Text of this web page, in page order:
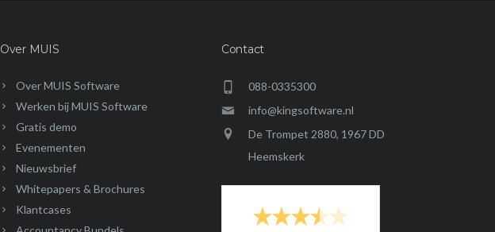
Over MUIS
Over MUIS Software
Werken bij MUIS Software
Gratis demo
Evenementen
Nieuwsbrief
Whitepapers & Brochures
Klantcases
Contact
088-0335300
info@kingsoftware.nl
De Trompet 2880, 1967 DD
Heemskerk